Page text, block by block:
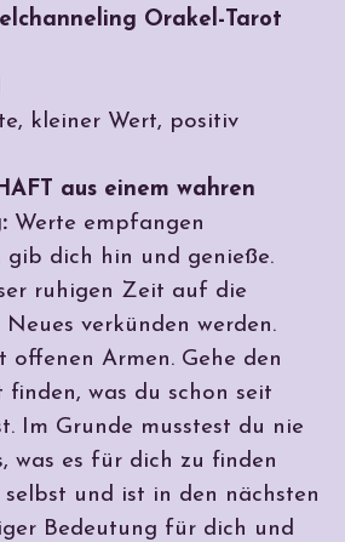
Orakel-Tarot
kleiner Wert, positiv
aus einem wahren
Werte empfangen
gib dich hin und genieße.
ruhigen Zeit auf die
verkünden werden.
offenen Armen. Gehe den
finden, was du schon seit
Im Grunde musstest du nie
was es für dich zu finden
und ist in den nächsten
Bedeutung für dich und